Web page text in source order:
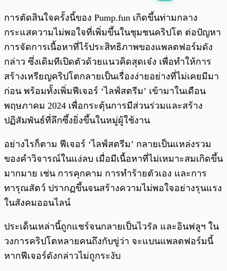
พร้อมเล่น
การตัดสินใจครั้งนี้ของ Pump.fun เกิดขึ้นท่ามกลาง
กระแสความไม่พอใจที่เพิ่มขึ้นในชุมชนคริปโต ต่อปัญหา
การจัดการเนื้อหาที่ไร้ประสิทธิภาพของแพลตฟอร์มดัง
กล่าว ซึ่งเดิมทีเปิดตัวด้วยแนวคิดสุดเจ๋ง เพื่อทำให้การ
สร้างเหรียญคริปโตกลายเป็นเรื่องง่ายอย่างที่ไม่เคยมีมา
ก่อน พร้อมทั้งเพิ่มฟีเจอร์ ‘ไลฟ์สตรีม’ เข้ามาในเดือน
พฤษภาคม 2024 เพื่อกระตุ้นการมีส่วนร่วมและสร้าง
ปฏิสัมพันธ์ที่ลึกซึ้งยิ่งขึ้นในหมู่ผู้ใช้งาน
อย่างไรก็ตาม ฟีเจอร์ ‘ไลฟ์สตรีม’ กลายเป็นแหล่งรวม
ของคำวิจารณ์ในแง่ลบ เมื่อมีเนื้อหาที่ไม่เหมาะสมเกิดขึ้น
มากมาย เช่น การคุกคาม การทำร้ายตัวเอง และการ
ทารุณสัตว์ ปรากฏขึ้นจนสร้างความไม่พอใจอย่างรุนแรง
ในสังคมออนไลน์
ประเด็นเหล่านี้ถูกแชร์จนกลายเป็นไวรัล และอินฟลูฯ ใน
วงการคริปโตหลายคนถึงกับขู่ว่า จะแบนแพลตฟอร์มนี้
หากฟีเจอร์ดังกล่าวไม่ถูกระงับ